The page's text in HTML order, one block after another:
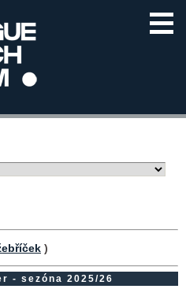
)
- sezóna 2025/26